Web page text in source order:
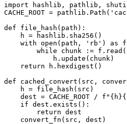
import hashlib, pathlib,
CACHE_ROOT =
def file_hash(path):
    h = hashlib.sha256()
with open(path, 'rb') as
while chunk :=
            h.update(chunk)
    return h.hexdigest()
def cached_convert(src,
    h = file_hash(src)
dest = CACHE_ROOT /
    if dest.exists():
        return dest
    convert_fn(src, dest)